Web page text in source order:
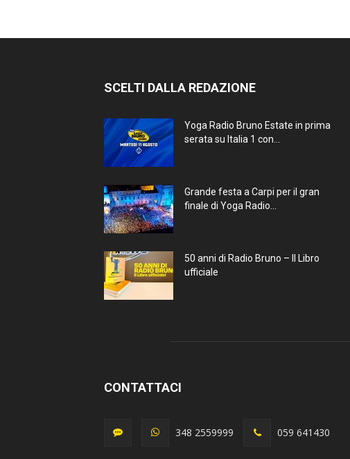
SCELTI DALLA REDAZIONE
Yoga Radio Bruno Estate in prima
serata su Italia 1 con...
Grande festa a Carpi per il gran
finale di Yoga Radio...
50 anni di Radio Bruno – Il Libro
ufficiale
CONTATTACI
348 2559999 059 641430